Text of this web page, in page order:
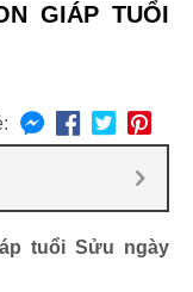
GIÁP TUỔI
tuổi Sửu ngày